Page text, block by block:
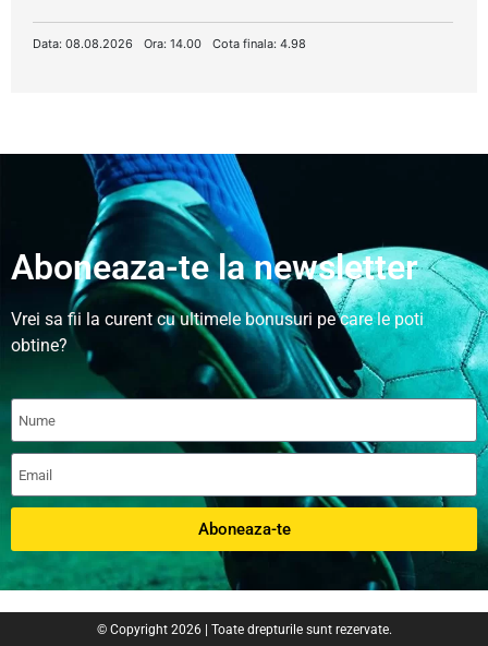
Data: 08.08.2026 Ora: 14.00 Cota finala: 4.98
Aboneaza-te la newsletter
Vrei sa fii la curent cu ultimele bonusuri pe care le poti
obtine?
Aboneaza-te
© Copyright 2026 | Toate drepturile sunt rezervate.